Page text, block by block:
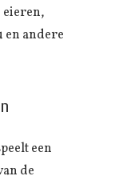
eieren,
en andere
een
de